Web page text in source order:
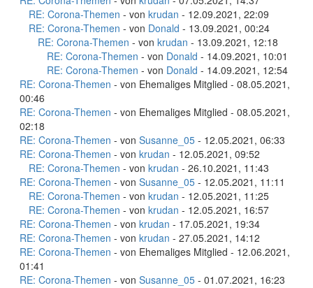
RE: Corona-Themen - von krudan - 12.09.2021, 22:09
RE: Corona-Themen - von Donald - 13.09.2021, 00:24
RE: Corona-Themen - von krudan - 13.09.2021, 12:18
RE: Corona-Themen - von Donald - 14.09.2021, 10:01
RE: Corona-Themen - von Donald - 14.09.2021, 12:54
RE: Corona-Themen - von Ehemaliges Mitglied - 08.05.2021,
00:46
RE: Corona-Themen - von Ehemaliges Mitglied - 08.05.2021,
02:18
RE: Corona-Themen - von Susanne_05 - 12.05.2021, 06:33
RE: Corona-Themen - von krudan - 12.05.2021, 09:52
RE: Corona-Themen - von krudan - 26.10.2021, 11:43
RE: Corona-Themen - von Susanne_05 - 12.05.2021, 11:11
RE: Corona-Themen - von krudan - 12.05.2021, 11:25
RE: Corona-Themen - von krudan - 12.05.2021, 16:57
RE: Corona-Themen - von krudan - 17.05.2021, 19:34
RE: Corona-Themen - von krudan - 27.05.2021, 14:12
RE: Corona-Themen - von Ehemaliges Mitglied - 12.06.2021,
01:41
RE: Corona-Themen - von Susanne_05 - 01.07.2021, 16:23